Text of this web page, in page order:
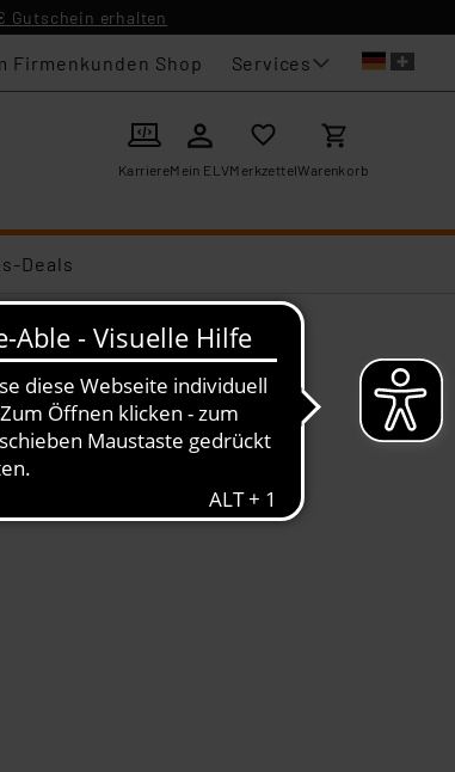
Gutschein erhalten
Firmenkunden Shop Services
KarriereMein ELVMerkzettelWarenkorb
Deals